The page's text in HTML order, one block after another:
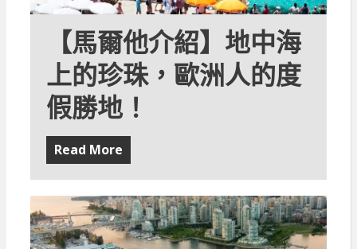
【馬爾他介紹】地中海
上的珍珠，歐洲人的度
假勝地！
Read More